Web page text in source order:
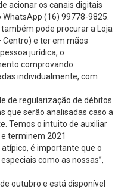
acionar os canais digitais
(16) 99778-9825.
pode procurar a Loja
Centro) e ter em mãos
jurídica, o
comprovando
individualmente, com
de regularização de débitos
que serão analisadas caso a
Temos o intuito de auxiliar
terminem 2021
é importante que o
como as nossas”,
outubro e está disponível